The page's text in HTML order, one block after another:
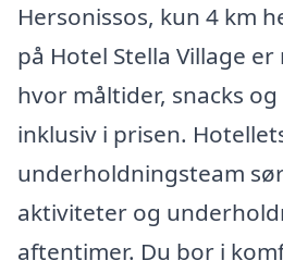
Hersonissos, kun 4 km
på Hotel Stella Village
hvor måltider, snacks
inklusiv i prisen.
underholdningsteam
aktiviteter og
aftentimer. Du bor i